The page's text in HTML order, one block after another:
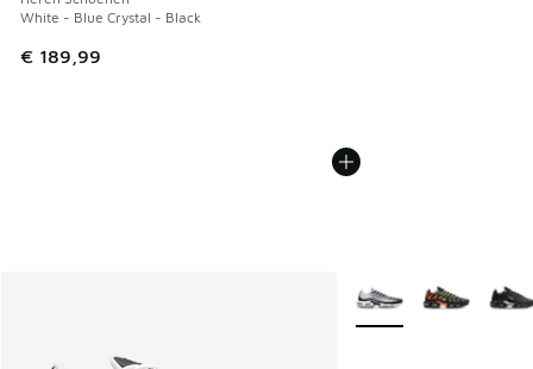
White - Blue Crystal - Black
€ 189,99
Meer kleuren